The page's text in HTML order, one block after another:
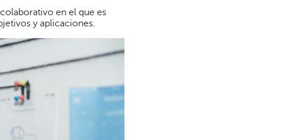
en el que es
y aplicaciones.